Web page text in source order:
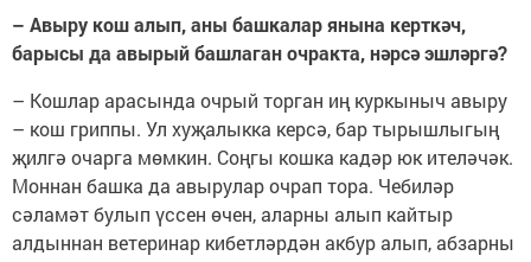
– Авыру кош алып, аны башкалар янына керткәч,
барысы да авырый башлаган очракта, нәрсә эшләргә?
– Кошлар арасында очрый торган иң куркыныч авыру
– кош гриппы. Ул хуҗалыкка керсә, бар тырышлыгың
җилгә очарга мөмкин. Соңгы кошка кадәр юк ителәчәк.
Моннан башка да авырулар очрап тора. Чебиләр
сәламәт булып үссен өчен, аларны алып кайтыр
алдыннан ветеринар кибетләрдән акбур алып, абзарны